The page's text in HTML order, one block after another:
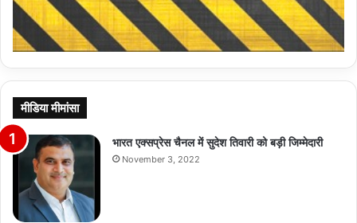
मीडिया मीमांसा
भारत एक्सप्रेस चैनल में सुदेश तिवारी को बड़ी जिम्मेदारी
November 3, 2022